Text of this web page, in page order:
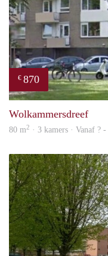
€ 870
Wolkammersdreef
80 m2 · 3 kamers · Vanaf ?